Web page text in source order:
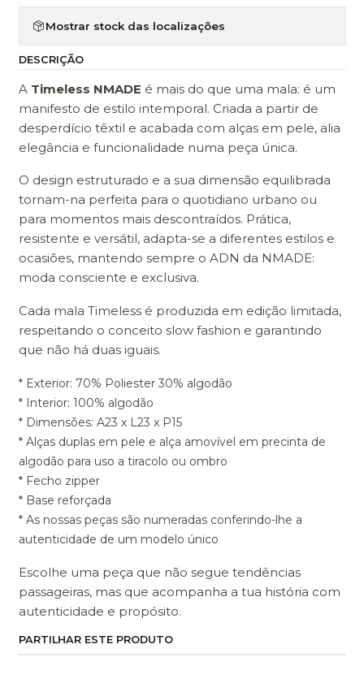
Mostrar stock das localizações
DESCRIÇÃO
A Timeless NMADE é mais do que uma mala: é um
manifesto de estilo intemporal. Criada a partir de
desperdício têxtil e acabada com alças em pele, alia
elegância e funcionalidade numa peça única.
O design estruturado e a sua dimensão equilibrada
tornam-na perfeita para o quotidiano urbano ou
para momentos mais descontraídos. Prática,
resistente e versátil, adapta-se a diferentes estilos e
ocasiões, mantendo sempre o ADN da NMADE:
moda consciente e exclusiva.
Cada mala Timeless é produzida em edição limitada,
respeitando o conceito slow fashion e garantindo
que não há duas iguais.
* Exterior: 70% Poliester 30% algodão
* Interior: 100% algodão
* Dimensões: A23 x L23 x P15
* Alças duplas em pele e alça amovível em precinta de
algodão para uso a tiracolo ou ombro
* Fecho zipper
* Base reforçada
* As nossas peças são numeradas conferindo-lhe a
autenticidade de um modelo único
Escolhe uma peça que não segue tendências
passageiras, mas que acompanha a tua história com
autenticidade e propósito.
PARTILHAR ESTE PRODUTO